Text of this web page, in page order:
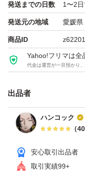
発送までの日数 1〜2
発送元の地域 愛媛県
商品ID
Yahoo!フリマは全
代金は運営が一旦預かり
出品者
ハンコック
（
安心取引出品者
取引実績99+